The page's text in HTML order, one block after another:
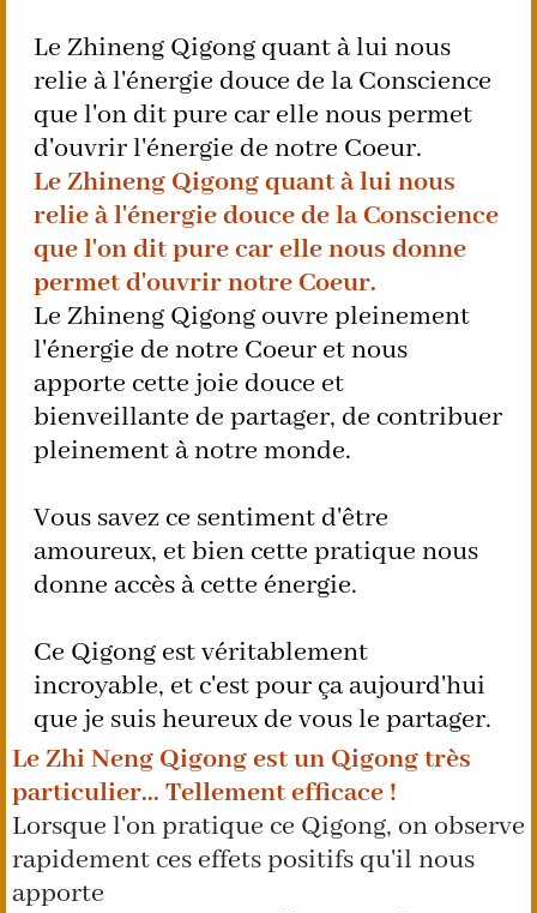
Le Zhineng Qigong quant à lui nous
relie à l'énergie douce de la Conscience
que l'on dit pure car elle nous permet
d'ouvrir l'énergie de notre Coeur.
Le Zhineng Qigong quant à lui nous
relie à l'énergie douce de la Conscience
que l'on dit pure car elle nous donne
permet d'ouvrir notre Coeur.
Le Zhineng Qigong ouvre pleinement
l'énergie de notre Coeur et nous
apporte cette joie douce et
bienveillante de partager, de contribuer
pleinement à notre monde.
Vous savez ce sentiment d'être
amoureux, et bien cette pratique nous
donne accès à cette énergie.
Ce Qigong est véritablement
incroyable, et c'est pour ça aujourd'hui
que je suis heureux de vous le partager.
Le Zhi Neng Qigong est un Qigong très
particulier... Tellement efficace !
Lorsque l'on pratique ce Qigong, on observe
rapidement ces effets positifs qu'il nous
apporte